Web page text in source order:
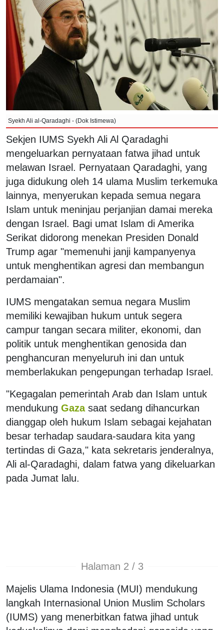
Syekh Ali al-Qaradaghi - (Dok Istimewa)
Sekjen IUMS Syekh Ali Al Qaradaghi
mengeluarkan pernyataan fatwa jihad untuk
melawan Israel. Pernyataan Qaradaghi, yang
juga didukung oleh 14 ulama Muslim terkemuka
lainnya, menyerukan kepada semua negara
Islam untuk meninjau perjanjian damai mereka
dengan Israel. Bagi umat Islam di Amerika
Serikat didorong menekan Presiden Donald
Trump agar "memenuhi janji kampanyenya
untuk menghentikan agresi dan membangun
perdamaian".
IUMS mengatakan semua negara Muslim
memiliki kewajiban hukum untuk segera
campur tangan secara militer, ekonomi, dan
politik untuk menghentikan genosida dan
penghancuran menyeluruh ini dan untuk
memberlakukan pengepungan terhadap Israel.
"Kegagalan pemerintah Arab dan Islam untuk
mendukung Gaza saat sedang dihancurkan
dianggap oleh hukum Islam sebagai kejahatan
besar terhadap saudara-saudara kita yang
tertindas di Gaza," kata sekretaris jenderalnya,
Ali al-Qaradaghi, dalam fatwa yang dikeluarkan
pada Jumat lalu.
Halaman 2 / 3
Majelis Ulama Indonesia (MUI) mendukung
langkah Internasional Union Muslim Scholars
(IUMS) yang menerbitkan fatwa jihad untuk